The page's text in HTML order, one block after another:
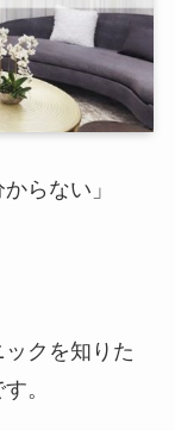
らない」
ックを知りた
。